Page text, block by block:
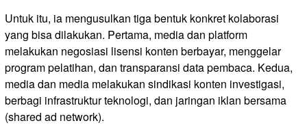
Untuk itu, ia mengusulkan tiga bentuk konkret kolaborasi
yang bisa dilakukan. Pertama, media dan platform
melakukan negosiasi lisensi konten berbayar, menggelar
program pelatihan, dan transparansi data pembaca. Kedua,
media dan media melakukan sindikasi konten investigasi,
berbagi infrastruktur teknologi, dan jaringan iklan bersama
(shared ad network).